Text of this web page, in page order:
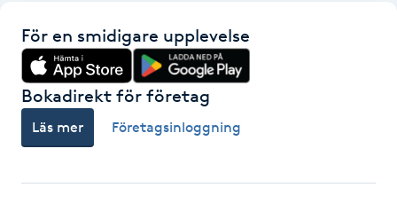
Gelenaglar
Gellack
För en smidigare upplevelse
Bokadirekt för företag
Läs mer Företagsinloggning